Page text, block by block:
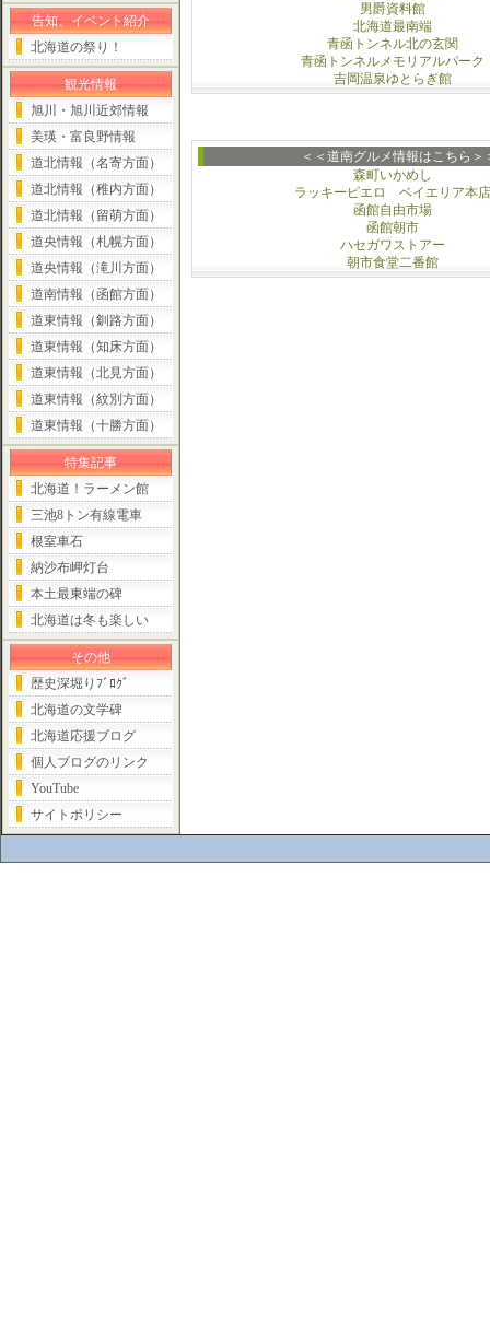
告知、イベント紹介
北海道の祭り！
観光情報
旭川・旭川近郊情報
美瑛・富良野情報
道北情報（名寄方面）
道北情報（稚内方面）
道北情報（留萌方面）
道央情報（札幌方面）
道央情報（滝川方面）
道南情報（函館方面）
道東情報（釧路方面）
道東情報（知床方面）
道東情報（北見方面）
道東情報（紋別方面）
道東情報（十勝方面）
特集記事
北海道！ラーメン館
三池8トン有線電車
根室車石
納沙布岬灯台
本土最東端の碑
北海道は冬も楽しい
その他
歴史深堀りﾌﾞﾛｸﾞ
北海道の文学碑
北海道応援ブログ
個人ブログのリンク
YouTube
サイトポリシー
男爵資料館
北海道最南端
青函トンネル北の玄関
青函トンネルメモリアルパーク
吉岡温泉ゆとらぎ館
＜＜道南グルメ情報はこちら＞
森町いかめし
ラッキーピエロ ベイエリア本店
函館自由市場
函館朝市
ハセガワストアー
朝市食堂二番館